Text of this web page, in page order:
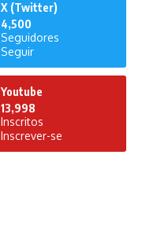
X (Twitter)
4,500
Seguidores
Seguir
Youtube
13,998
Inscritos
Inscrever-se